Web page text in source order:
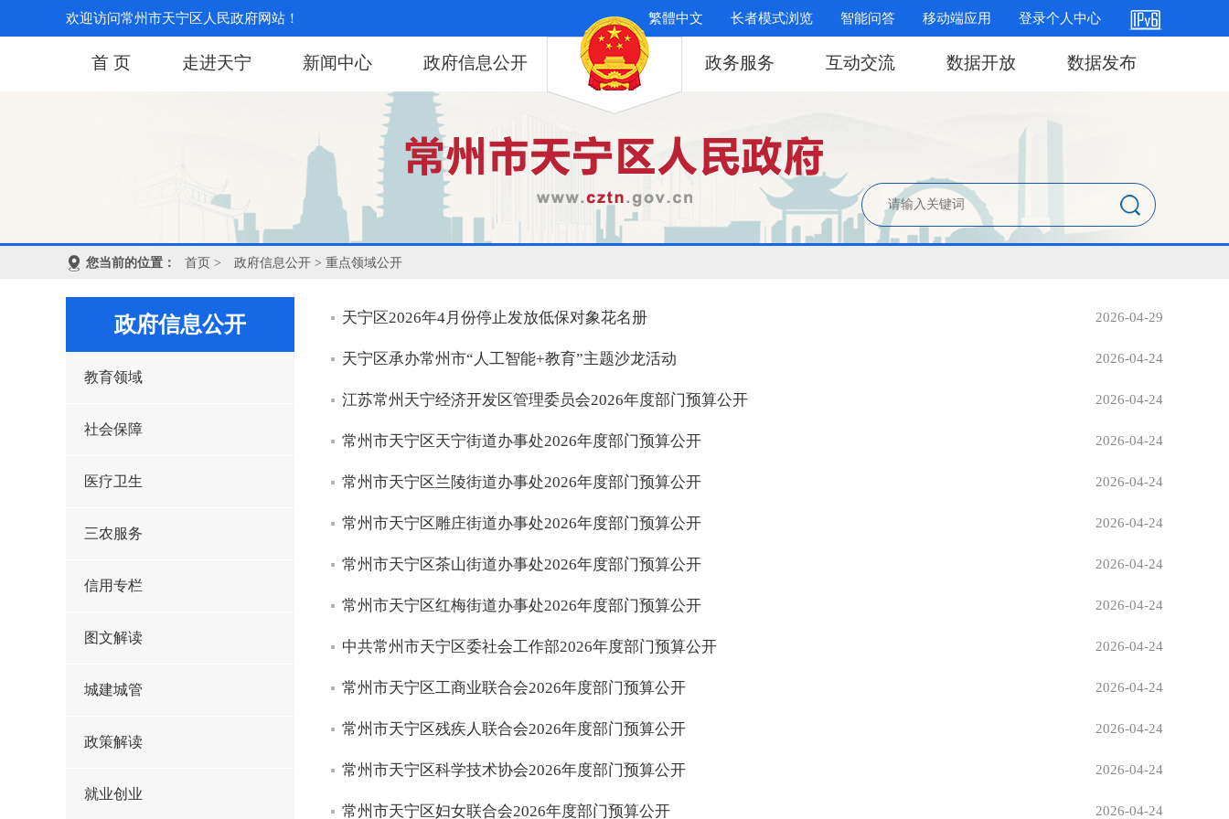
欢迎访问常州市天宁区人民政府网站！ 繁體中文 长者模式浏览 智能问答 移动端应用 登录个人中心
首 页 走进天宁 新闻中心 政府信息公开 政务服务 互动交流 数据开放 数据发布
您当前的位置： 首页 > 政府信息公开 > 重点领域公开
政府信息公开
教育领域
社会保障
医疗卫生
三农服务
信用专栏
图文解读
城建城管
政策解读
就业创业
天宁区2026年4月份停止发放低保对象花名册 2026-04-29
天宁区承办常州市“人工智能+教育”主题沙龙活动 2026-04-24
江苏常州天宁经济开发区管理委员会2026年度部门预算公开 2026-04-24
常州市天宁区天宁街道办事处2026年度部门预算公开 2026-04-24
常州市天宁区兰陵街道办事处2026年度部门预算公开 2026-04-24
常州市天宁区雕庄街道办事处2026年度部门预算公开 2026-04-24
常州市天宁区茶山街道办事处2026年度部门预算公开 2026-04-24
常州市天宁区红梅街道办事处2026年度部门预算公开 2026-04-24
中共常州市天宁区委社会工作部2026年度部门预算公开 2026-04-24
常州市天宁区工商业联合会2026年度部门预算公开 2026-04-24
常州市天宁区残疾人联合会2026年度部门预算公开 2026-04-24
常州市天宁区科学技术协会2026年度部门预算公开 2026-04-24
常州市天宁区妇女联合会2026年度部门预算公开 2026-04-24